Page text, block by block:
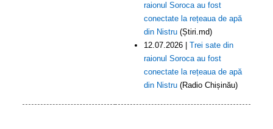
raionul Soroca au fost
conectate la rețeaua de apă
din Nistru(Știri.md)
12.07.2026 | Trei sate din
raionul Soroca au fost
conectate la rețeaua de apă
din Nistru(Radio Chișinău)